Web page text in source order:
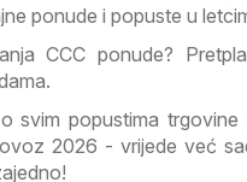
ponude i popuste u
CCC ponude?
svim popustima
2026 - vrijede već